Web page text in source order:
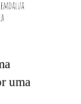
uma